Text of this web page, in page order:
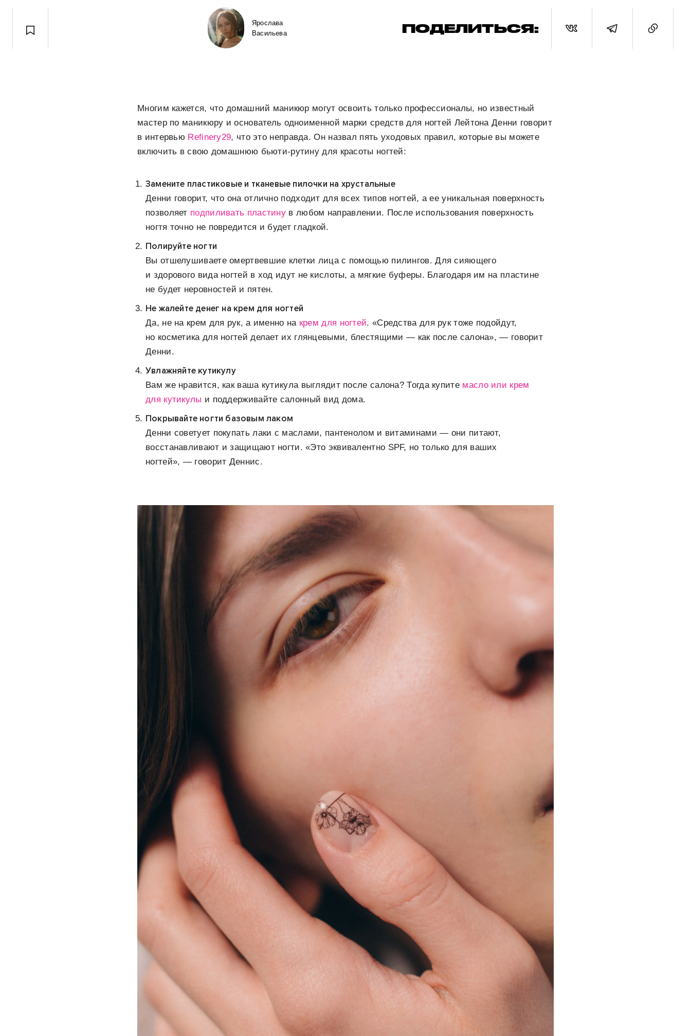
Ярослава
Васильева
ПОДЕЛИТЬСЯ:
Многим кажется, что домашний маникюр могут освоить только профессионалы, но известный
мастер по маникюру и основатель одноименной марки средств для ногтей Лейтона Денни говорит
в интервью Refinery29, что это неправда. Он назвал пять уходовых правил, которые вы можете
включить в свою домашнюю бьюти-рутину для красоты ногтей:
Замените пластиковые и тканевые пилочки на хрустальные
Денни говорит, что она отлично подходит для всех типов ногтей, а ее уникальная поверхность
позволяет подпиливать пластину в любом направлении. После использования поверхность
ногтя точно не повредится и будет гладкой.
Полируйте ногти
Вы отшелушиваете омертвевшие клетки лица с помощью пилингов. Для сияющего
и здорового вида ногтей в ход идут не кислоты, а мягкие буферы. Благодаря им на пластине
не будет неровностей и пятен.
Не жалейте денег на крем для ногтей
Да, не на крем для рук, а именно на крем для ногтей. «Средства для рук тоже подойдут,
но косметика для ногтей делает их глянцевыми, блестящими — как после салона», — говорит
Денни.
Увлажняйте кутикулу
Вам же нравится, как ваша кутикула выглядит после салона? Тогда купите масло или крем
для кутикулы и поддерживайте салонный вид дома.
Покрывайте ногти базовым лаком
Денни советует покупать лаки с маслами, пантенолом и витаминами — они питают,
восстанавливают и защищают ногти. «Это эквивалентно SPF, но только для ваших
ногтей», — говорит Деннис.